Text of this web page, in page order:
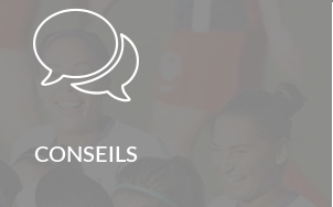

CONSEILS